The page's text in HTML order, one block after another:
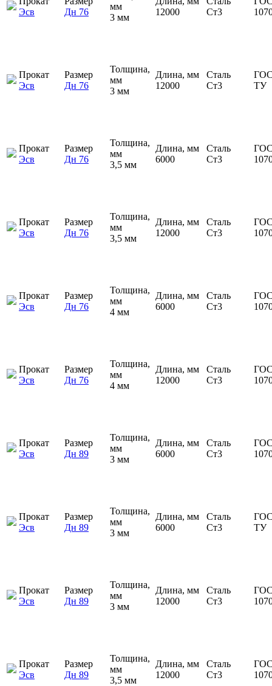
Эсв
Дн 76
мм
3 мм
12000
Ст3
Прокат
Эсв
Размер
Дн 76
Толщина,
мм
3 мм
Длина, мм
12000
Сталь
Ст3
ТУ
Прокат
Эсв
Размер
Дн 76
Толщина,
мм
3,5 мм
Длина, мм
6000
Сталь
Ст3
Прокат
Эсв
Размер
Дн 76
Толщина,
мм
3,5 мм
Длина, мм
12000
Сталь
Ст3
Прокат
Эсв
Размер
Дн 76
Толщина,
мм
4 мм
Длина, мм
6000
Сталь
Ст3
Прокат
Эсв
Размер
Дн 76
Толщина,
мм
4 мм
Длина, мм
12000
Сталь
Ст3
Прокат
Эсв
Размер
Дн 89
Толщина,
мм
3 мм
Длина, мм
6000
Сталь
Ст3
Прокат
Эсв
Размер
Дн 89
Толщина,
мм
3 мм
Длина, мм
6000
Сталь
Ст3
ТУ
Прокат
Эсв
Размер
Дн 89
Толщина,
мм
3 мм
Длина, мм
12000
Сталь
Ст3
Прокат
Эсв
Размер
Дн 89
Толщина,
мм
3,5 мм
Длина, мм
12000
Сталь
Ст3